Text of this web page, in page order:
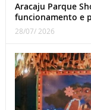
Aracaju Parque
funcionamento e
28/07/ 2026